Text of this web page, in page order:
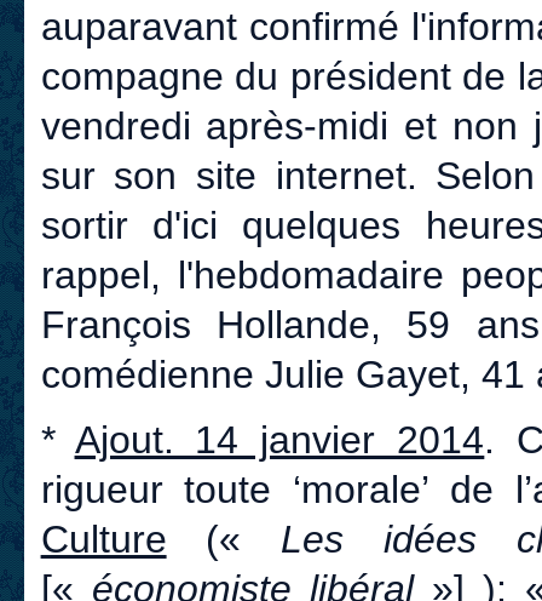
auparavant confirmé
compagne du président de
vendredi après-midi et non
sur son site internet.
sortir d'ici quelques
rappel, l'hebdomadaire
François Hollande, 59
comédienne Julie Gayet, 41
* Ajout. 14 janvier 2014.
rigueur toute ‘morale’ de
Culture (« Les idées
[« économiste libéral »] ):